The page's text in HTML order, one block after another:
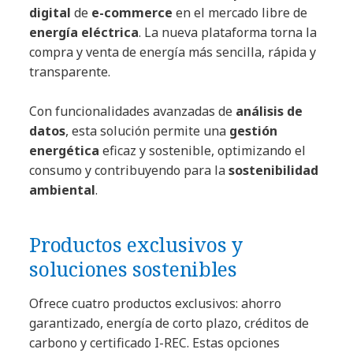
digital de e-commerce en el mercado libre de
energía eléctrica. La nueva plataforma torna la
compra y venta de energía más sencilla, rápida y
transparente.
Con funcionalidades avanzadas de análisis de
datos, esta solución permite una gestión
energética eficaz y sostenible, optimizando el
consumo y contribuyendo para lasostenibilidad
ambiental.
Productos exclusivos y
soluciones sostenibles
Ofrece cuatro productos exclusivos: ahorro
garantizado, energía de corto plazo, créditos de
carbono y certificado I-REC. Estas opciones